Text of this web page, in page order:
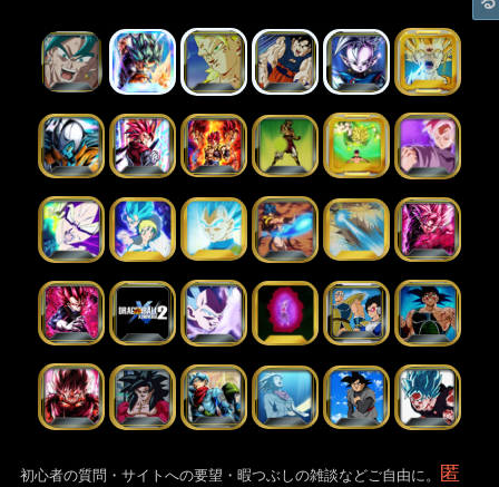
初心者の質問・サイトへの要望・暇つぶしの雑談などご自由に。
匿